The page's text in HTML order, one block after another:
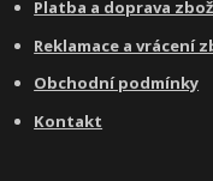
Platba a doprava
Reklamace a vrácení
Obchodní podmínky
Kontakt